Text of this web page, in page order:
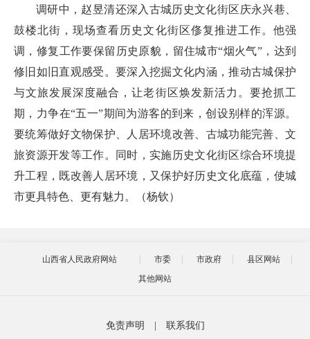
调研中，赵昱清还深入古城历史文化街区庆永兴巷、
鼓楼北街，现场查看历史文化街区俢复推进工作。他强
调，修复工作要保留历史原貌，留住城市“烟火气”，达到
修旧如旧直观感受。要深入挖掘文化内涵，推动古城保护
与文旅发展深度融合，让老街区焕发新活力。要抢抓工
期，力争在“五一”期间为游客的到来，创设别样的浑源。
要统筹做好文物保护、人居环境改善、古城功能完善、文
旅资源开发等工作。同时，实施历史文化街区综合环境提
升工程，既改善人居环境，又保护好历史文化底蕴，使城
市更具特色、更有魅力。（杨钦）
山西省人民政府网站 市委 市政府
县区网站
其他网站
免责声明 联系我们